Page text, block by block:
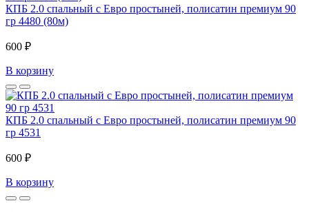
КПБ 2.0 спальный с Евро простыней, полисатин премиум 90
гр 4480 (80м)
600 ₽
В корзину
КПБ 2.0 спальный с Евро простыней, полисатин премиум 90
гр 4531
600 ₽
В корзину